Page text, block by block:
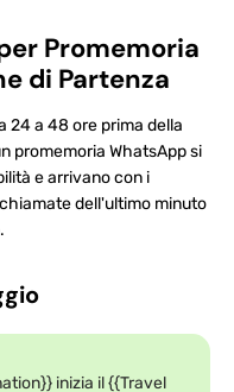
Promemoria
di Partenza
24 a 48 ore prima della
promemoria WhatsApp si
e arrivano con i
dell'ultimo minuto
inizia il {{Travel